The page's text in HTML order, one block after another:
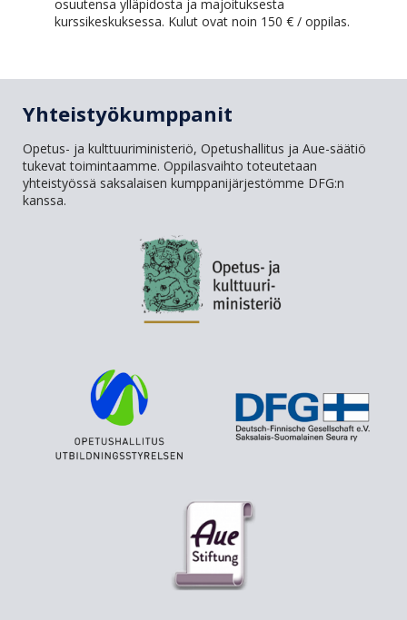
osuutensa ylläpidosta ja majoituksesta
kurssikeskuksessa. Kulut ovat noin 150 € / oppilas.
Yhteistyökumppanit
Opetus- ja kulttuuriministeriö, Opetushallitus ja Aue-säätiö
tukevat toimintaamme. Oppilasvaihto toteutetaan
yhteistyössä saksalaisen kumppanijärjestömme DFG:n
kanssa.